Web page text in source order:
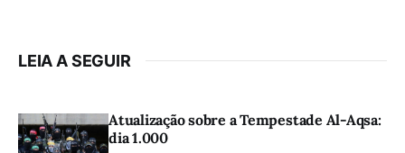
LEIA A SEGUIR
Atualização sobre a Tempestade Al-Aqsa:
dia 1.000